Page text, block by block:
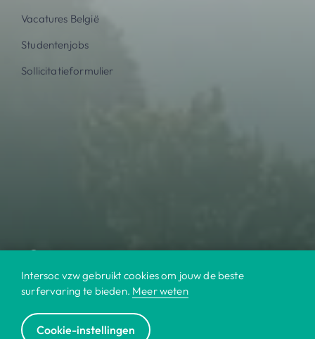
Vacatures België
Studentenjobs
Sollicitatieformulier
Intersoc vzw gebruikt cookies om jouw de beste
surfervaring te bieden. Meer weten
Cookie-instellingen